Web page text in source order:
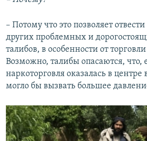
– Потому что это позволяет
других проблемных и
талибов, в особенности от
Возможно, талибы опасаются, что,
наркоторговля оказалась в
могло бы вызвать большее